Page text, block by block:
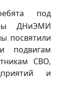
под
ДНиЭМИ
посвятили
подвигам
СВО,
и